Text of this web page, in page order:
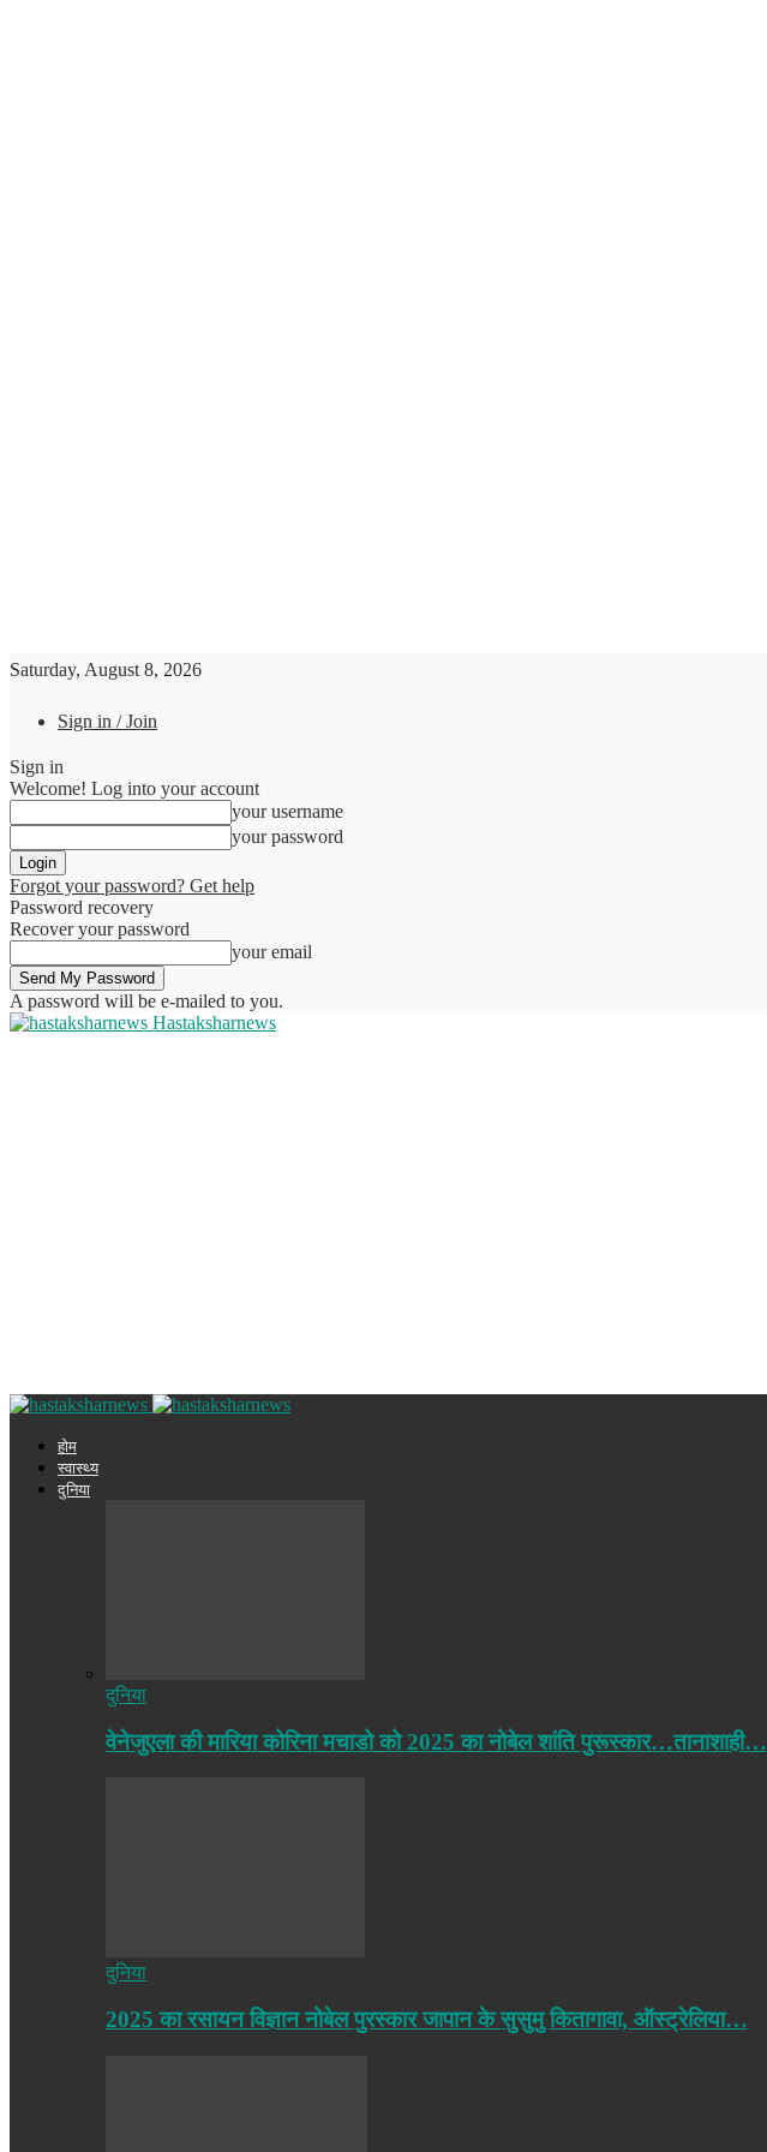
Saturday, August 8, 2026
Sign in / Join
Sign in
Welcome! Log into your account
your username
your password
Forgot your password? Get help
Password recovery
Recover your password
your email
A password will be e-mailed to you.
Hastaksharnews
होम
स्वास्थ्य
दुनिया
दुनिया
वेनेजुएला की मारिया कोरिना मचाडो को 2025 का नोबेल शांति पुरूस्कार…तानाशाही…
दुनिया
2025 का रसायन विज्ञान नोबेल पुरस्कार जापान के सुसुमु कितागावा, ऑस्ट्रेलिया…